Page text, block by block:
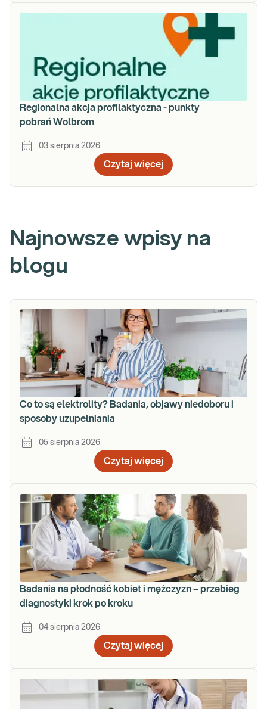
Regionalna akcja profilaktyczna - punkty
pobrań Wolbrom
03 sierpnia 2026
Czytaj więcej
Najnowsze wpisy na
blogu
Co to są elektrolity? Badania, objawy niedoboru i
sposoby uzupełniania
05 sierpnia 2026
Czytaj więcej
Badania na płodność kobiet i mężczyzn – przebieg
diagnostyki krok po kroku
04 sierpnia 2026
Czytaj więcej